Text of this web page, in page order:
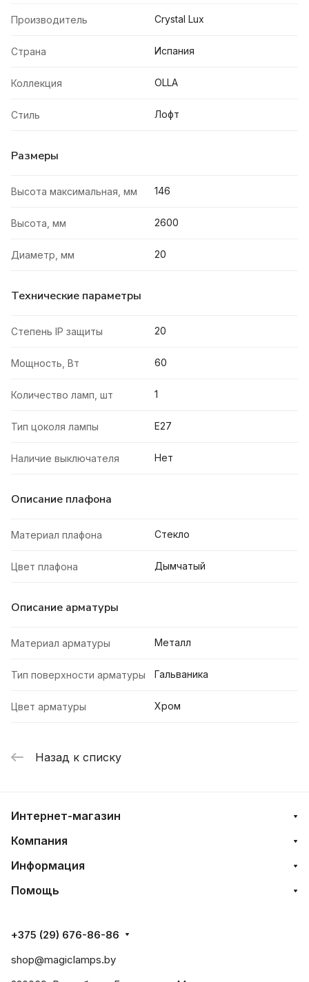
Производитель Crystal Lux
Страна Испания
Коллекция OLLA
Стиль Лофт
Размеры
Высота максимальная, мм 146
Высота, мм 2600
Диаметр, мм 20
Технические параметры
Степень IP защиты 20
Мощность, Вт 60
Количество ламп, шт 1
Тип цоколя лампы E27
Наличие выключателя Нет
Описание плафона
Материал плафона Стекло
Цвет плафона Дымчатый
Описание арматуры
Материал арматуры Металл
Тип поверхности арматуры Гальваника
Цвет арматуры Хром
Назад к списку
Интернет-магазин
Компания
Информация
Помощь
+375 (29) 676-86-86
shop@magiclamps.by